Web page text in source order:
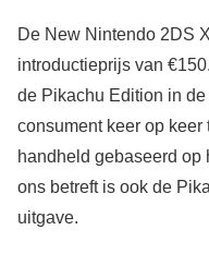
De New Nintendo 2DS
introductieprijs van
de Pikachu Edition in
consument keer op
handheld gebaseerd op
ons betreft is ook de
uitgave.